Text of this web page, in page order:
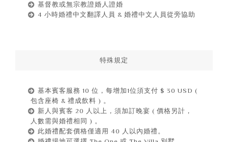
基督教或無宗教證婚人證婚
4 小時婚禮中文翻譯人員 & 婚禮中文人員從旁協助
特殊規定
基本賓客服務 10 位，每增加1位須支付 $ 30 USD (
包含座椅 & 禮成飲料 ) 。
新人與賓客 20 人以上，須加訂晚宴 ( 價格另計，
人數需與婚禮相同 ) 。
此婚禮配套價格僅適用 40 人以內婚禮。